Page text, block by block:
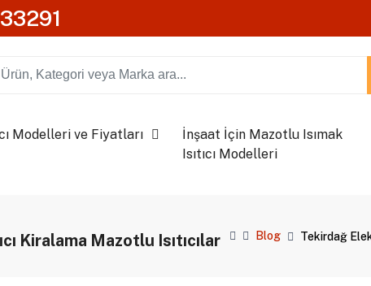
Modelleri ve Fiyatları
İnşaat İçin Mazotlu Isımak
Isıtıcı Modelleri
Kiralama Mazotlu Isıtıcılar Blog Tekirdağ